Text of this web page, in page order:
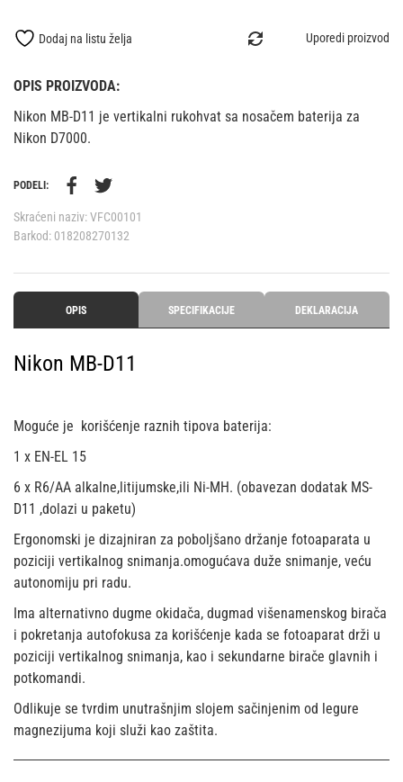
OPIS PROIZVODA:
Nikon MB-D11 je vertikalni rukohvat sa nosačem baterija za
Nikon D7000.
Dodaj na listu želja Uporedi proizvod
PODELI:
Skraćeni naziv:VFC00101
Barkod: 018208270132
OPIS SPECIFIKACIJE DEKLARACIJA
Nikon MB-D11
Moguće je korišćenje raznih tipova baterija:
1 x EN-EL 15
6 x R6/AA alkalne,litijumske,ili Ni-MH. (obavezan dodatak MS-
D11 ,dolazi u paketu)
Ergonomski je dizajniran za poboljšano držanje fotoaparata u
poziciji vertikalnog snimanja.omogućava duže snimanje, veću
autonomiju pri radu.
Ima alternativno dugme okidača, dugmad višenamenskog birača
i pokretanja autofokusa za korišćenje kada se fotoaparat drži u
poziciji vertikalnog snimanja, kao i sekundarne birače glavnih i
potkomandi.
Odlikuje se tvrdim unutrašnjim slojem sačinjenim od legure
magnezijuma koji služi kao zaštita.